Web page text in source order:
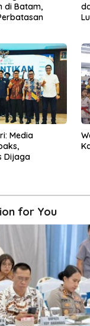
di Batam,
Media
Dijaga
for You